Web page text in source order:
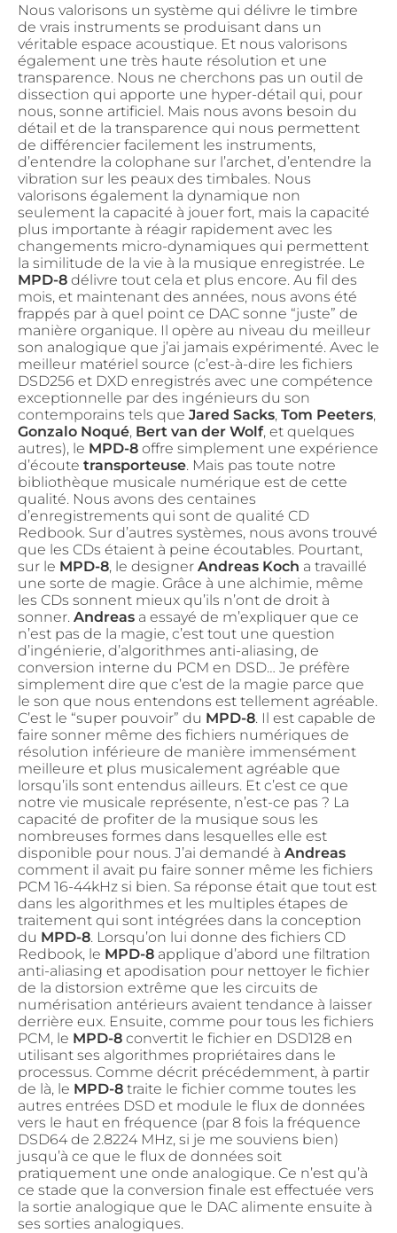
Nous valorisons un système qui délivre le timbre
de vrais instruments se produisant dans un
véritable espace acoustique. Et nous valorisons
également une très haute résolution et une
transparence. Nous ne cherchons pas un outil de
dissection qui apporte une hyper-détail qui, pour
nous, sonne artificiel. Mais nous avons besoin du
détail et de la transparence qui nous permettent
de différencier facilement les instruments,
d’entendre la colophane sur l’archet, d’entendre la
vibration sur les peaux des timbales. Nous
valorisons également la dynamique non
seulement la capacité à jouer fort, mais la capacité
plus importante à réagir rapidement avec les
changements micro-dynamiques qui permettent
la similitude de la vie à la musique enregistrée. Le
MPD-8 délivre tout cela et plus encore. Au fil des
mois, et maintenant des années, nous avons été
frappés par à quel point ce DAC sonne “juste” de
manière organique. Il opère au niveau du meilleur
son analogique que j’ai jamais expérimenté. Avec le
meilleur matériel source (c’est-à-dire les fichiers
DSD256 et DXD enregistrés avec une compétence
exceptionnelle par des ingénieurs du son
contemporains tels que Jared Sacks, Tom Peeters,
Gonzalo Noqué, Bert van der Wolf, et quelques
autres), le MPD-8 offre simplement une expérience
d’écoute transporteuse. Mais pas toute notre
bibliothèque musicale numérique est de cette
qualité. Nous avons des centaines
d’enregistrements qui sont de qualité CD
Redbook. Sur d’autres systèmes, nous avons trouvé
que les CDs étaient à peine écoutables. Pourtant,
sur le MPD-8, le designer Andreas Koch a travaillé
une sorte de magie. Grâce à une alchimie, même
les CDs sonnent mieux qu’ils n’ont de droit à
sonner. Andreas a essayé de m’expliquer que ce
n’est pas de la magie, c’est tout une question
d’ingénierie, d’algorithmes anti-aliasing, de
conversion interne du PCM en DSD… Je préfère
simplement dire que c’est de la magie parce que
le son que nous entendons est tellement agréable.
C’est le “super pouvoir” du MPD-8. Il est capable de
faire sonner même des fichiers numériques de
résolution inférieure de manière immensément
meilleure et plus musicalement agréable que
lorsqu’ils sont entendus ailleurs. Et c’est ce que
notre vie musicale représente, n’est-ce pas ? La
capacité de profiter de la musique sous les
nombreuses formes dans lesquelles elle est
disponible pour nous. J’ai demandé à Andreas
comment il avait pu faire sonner même les fichiers
PCM 16-44kHz si bien. Sa réponse était que tout est
dans les algorithmes et les multiples étapes de
traitement qui sont intégrées dans la conception
du MPD-8. Lorsqu’on lui donne des fichiers CD
Redbook, le MPD-8 applique d’abord une filtration
anti-aliasing et apodisation pour nettoyer le fichier
de la distorsion extrême que les circuits de
numérisation antérieurs avaient tendance à laisser
derrière eux. Ensuite, comme pour tous les fichiers
PCM, le MPD-8 convertit le fichier en DSD128 en
utilisant ses algorithmes propriétaires dans le
processus. Comme décrit précédemment, à partir
de là, le MPD-8 traite le fichier comme toutes les
autres entrées DSD et module le flux de données
vers le haut en fréquence (par 8 fois la fréquence
DSD64 de 2.8224 MHz, si je me souviens bien)
jusqu’à ce que le flux de données soit
pratiquement une onde analogique. Ce n’est qu’à
ce stade que la conversion finale est effectuée vers
la sortie analogique que le DAC alimente ensuite à
ses sorties analogiques.